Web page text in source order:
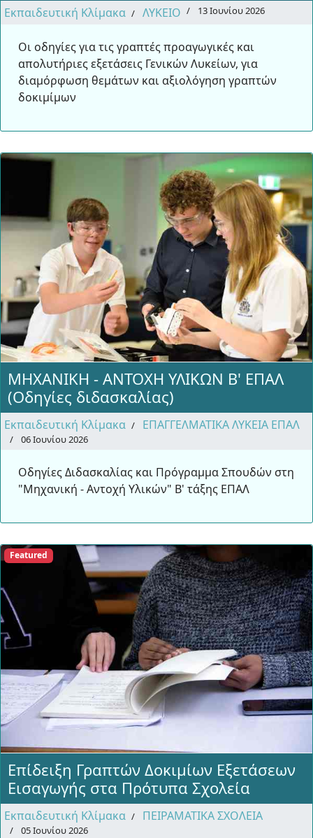
Εκπαιδευτική Κλίμακα ΛΥΚΕΙΟ 13 Ιουνίου 2026
Οι οδηγίες για τις γραπτές προαγωγικές και
απολυτήριες εξετάσεις Γενικών Λυκείων, για
διαμόρφωση θεμάτων και αξιολόγηση γραπτών
δοκιμίμων
ΜΗΧΑΝΙΚΗ - ΑΝΤΟΧΗ ΥΛΙΚΩΝ Β' ΕΠΑΛ
(Οδηγίες διδασκαλίας)
Εκπαιδευτική Κλίμακα ΕΠΑΓΓΕΛΜΑΤΙΚΑ ΛΥΚΕΙΑ ΕΠΑΛ
06 Ιουνίου 2026
Οδηγίες Διδασκαλίας και Πρόγραμμα Σπουδών στη
"Μηχανική - Αντοχή Υλικών" Β' τάξης ΕΠΑΛ
Featured
Επίδειξη Γραπτών Δοκιμίων Εξετάσεων
Εισαγωγής στα Πρότυπα Σχολεία
Εκπαιδευτική Κλίμακα ΠΕΙΡΑΜΑΤΙΚΑ ΣΧΟΛΕΙΑ
05 Ιουνίου 2026